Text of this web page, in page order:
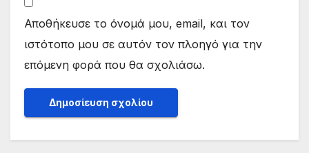
Αποθήκευσε το όνομά μου, email, και τον
ιστότοπο μου σε αυτόν τον πλοηγό για την
επόμενη φορά που θα σχολιάσω.